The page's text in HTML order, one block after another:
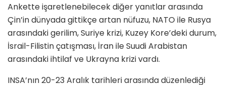
Ankette işaretlenebilecek diğer yanıtlar arasında
Çin’in dünyada gittikçe artan nüfuzu, NATO ile Rusya
arasındaki gerilim, Suriye krizi, Kuzey Kore’deki durum,
İsrail-Filistin çatışması, İran ile Suudi Arabistan
arasındaki ihtilaf ve Ukrayna krizi vardı.
INSA’nın 20-23 Aralık tarihleri arasında düzenlediği